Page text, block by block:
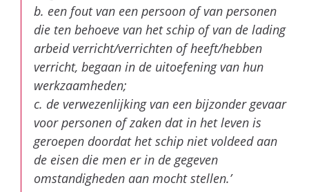
b. een fout van een persoon of van personen
die ten behoeve van het schip of van de lading
arbeid verricht/verrichten of heeft/hebben
verricht, begaan in de uitoefening van hun
werkzaamheden;
c. de verwezenlijking van een bijzonder gevaar
voor personen of zaken dat in het leven is
geroepen doordat het schip niet voldeed aan
de eisen die men er in de gegeven
omstandigheden aan mocht stellen.’